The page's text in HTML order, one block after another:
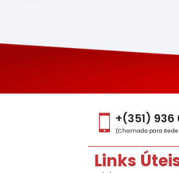
+(351)
(Chamada para
Links